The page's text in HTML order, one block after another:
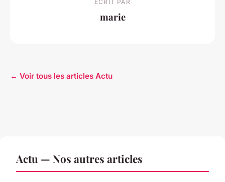
ECRIT PAR
marie
← Voir tous les articles Actu
Actu — Nos autres articles